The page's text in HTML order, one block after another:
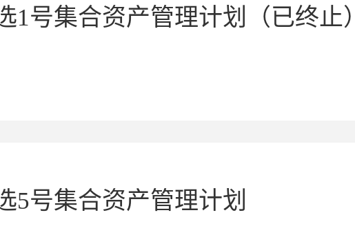
号集合资产管理计划（已终止）
5号集合资产管理计划